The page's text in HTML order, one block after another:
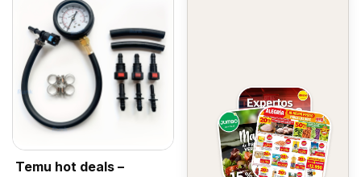
Temu hot deals –